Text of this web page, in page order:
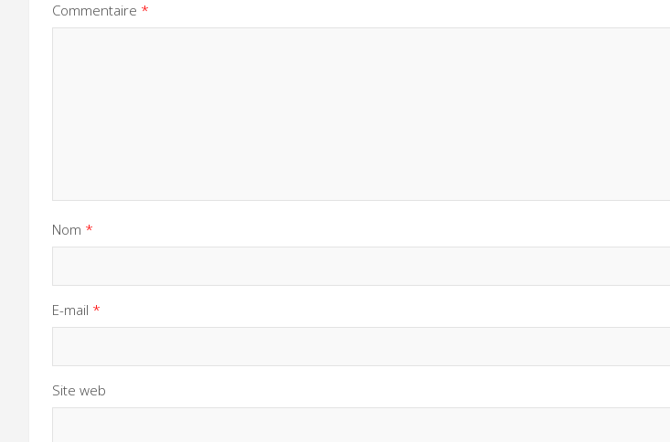
Commentaire *
Nom *
E-mail *
Site web